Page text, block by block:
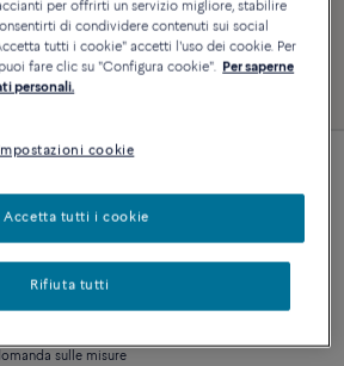
QUANDO È DISPONIBILE
sulle misure
per offrirti un servizio migliore, stabilire
di condividere contenuti sui social
tutti i cookie" accetti l'uso dei cookie. Per
fare clic su "Configura cookie". Per saperne
personali.
cookie
Rifiuta tutti
Accetta tutti i cookie